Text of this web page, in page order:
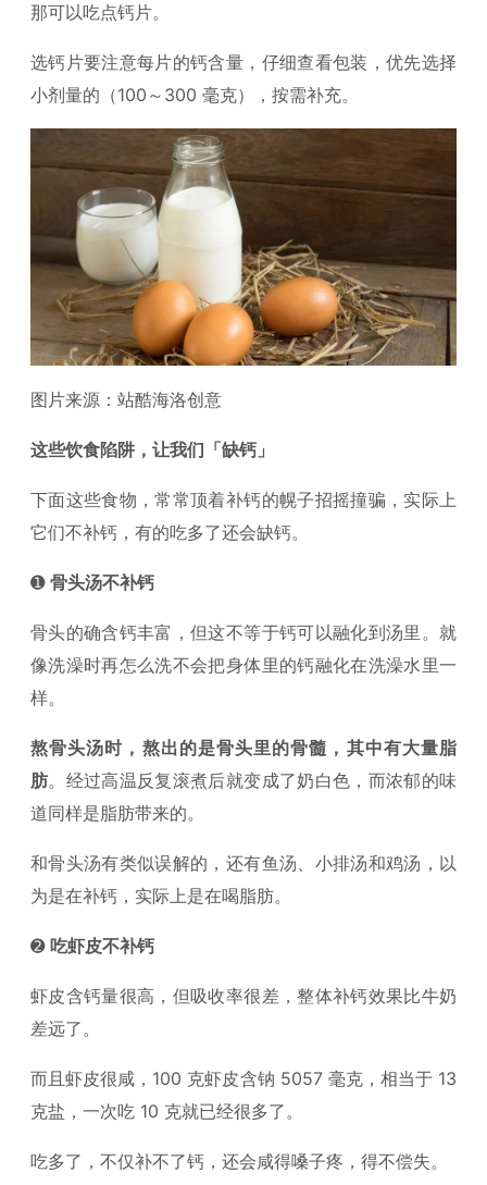
那可以吃点钙片。
选钙片要注意每片的钙含量，仔细查看包装，优先选择
小剂量的（100～300 毫克），按需补充。
图片来源：站酷海洛创意
这些饮食陷阱，让我们「缺钙」
下面这些食物，常常顶着补钙的幌子招摇撞骗，实际上
它们不补钙，有的吃多了还会缺钙。
➊ 骨头汤不补钙
骨头的确含钙丰富，但这不等于钙可以融化到汤里。就
像洗澡时再怎么洗不会把身体里的钙融化在洗澡水里一
样。
熬骨头汤时，熬出的是骨头里的骨髓，其中有大量脂
肪。经过高温反复滚煮后就变成了奶白色，而浓郁的味
道同样是脂肪带来的。
和骨头汤有类似误解的，还有鱼汤、小排汤和鸡汤，以
为是在补钙，实际上是在喝脂肪。
➋ 吃虾皮不补钙
虾皮含钙量很高，但吸收率很差，整体补钙效果比牛奶
差远了。
而且虾皮很咸，100 克虾皮含钠 5057 毫克，相当于 13
克盐，一次吃 10 克就已经很多了。
吃多了，不仅补不了钙，还会咸得嗓子疼，得不偿失。